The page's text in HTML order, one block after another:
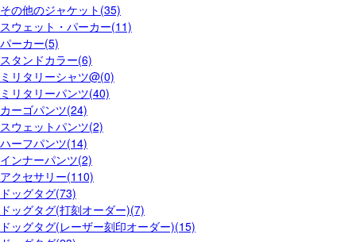
その他のジャケット(35)
スウェット・パーカー(11)
パーカー(5)
スタンドカラー(6)
ミリタリーシャツ@(0)
ミリタリーパンツ(40)
カーゴパンツ(24)
スウェットパンツ(2)
ハーフパンツ(14)
インナーパンツ(2)
アクセサリー(110)
ドッグタグ(73)
ドッグタグ(打刻オーダー)(7)
ドッグタグ(レーザー刻印オーダー)(15)